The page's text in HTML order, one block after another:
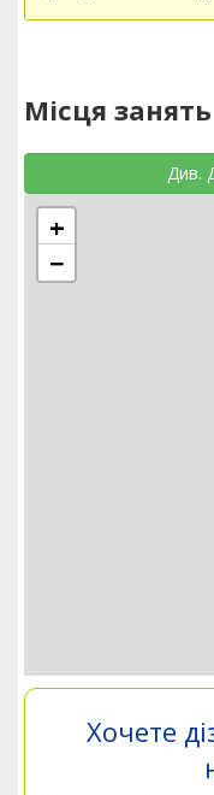
Місця занять
Див.
+
−
Хочете